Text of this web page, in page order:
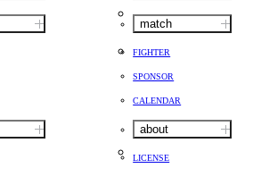
match
FIGHTER
SPONSOR
CALENDAR
about
LICENSE